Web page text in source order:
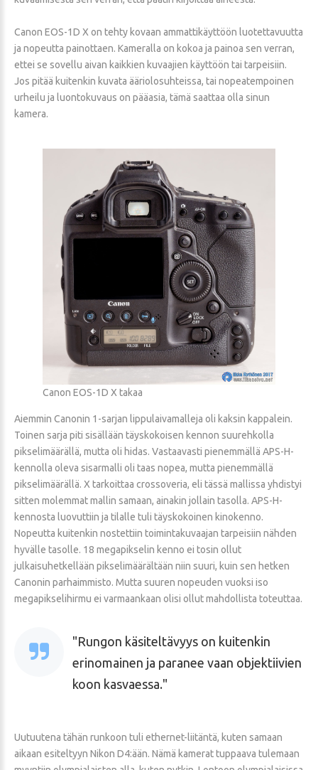
Canon EOS-1D X on tehty kovaan ammattikäyttöön luotettavuutta
ja nopeutta painottaen. Kameralla on kokoa ja painoa sen verran,
ettei se sovellu aivan kaikkien kuvaajien käyttöön tai tarpeisiin.
Jos pitää kuitenkin kuvata ääriolosuhteissa, tai nopeatempoinen
urheilu ja luontokuvaus on pääasia, tämä saattaa olla sinun
kamera.
Canon EOS-1D X takaa
Aiemmin Canonin 1-sarjan lippulaivamalleja oli kaksin kappalein.
Toinen sarja piti sisällään täyskokoisen kennon suurehkolla
pikselimäärällä, mutta oli hidas. Vastaavasti pienemmällä APS-H-
kennolla oleva sisarmalli oli taas nopea, mutta pienemmällä
pikselimäärällä. X tarkoittaa crossoveria, eli tässä mallissa yhdistyi
sitten molemmat mallin samaan, ainakin jollain tasolla. APS-H-
kennosta luovuttiin ja tilalle tuli täyskokoinen kinokenno.
Nopeutta kuitenkin nostettiin toimintakuvaajan tarpeisiin nähden
hyvälle tasolle. 18 megapikselin kenno ei tosin ollut
julkaisuhetkellään pikselimäärältään niin suuri, kuin sen hetken
Canonin parhaimmisto. Mutta suuren nopeuden vuoksi iso
megapikselihirmu ei varmaankaan olisi ollut mahdollista toteuttaa.
Rungon käsiteltävyys on kuitenkin
erinomainen ja paranee vaan objektiivien
koon kasvaessa.
Uutuutena tähän runkoon tuli ethernet-liitäntä, kuten samaan
aikaan esiteltyyn Nikon D4:ään. Nämä kamerat tuppaava tulemaan